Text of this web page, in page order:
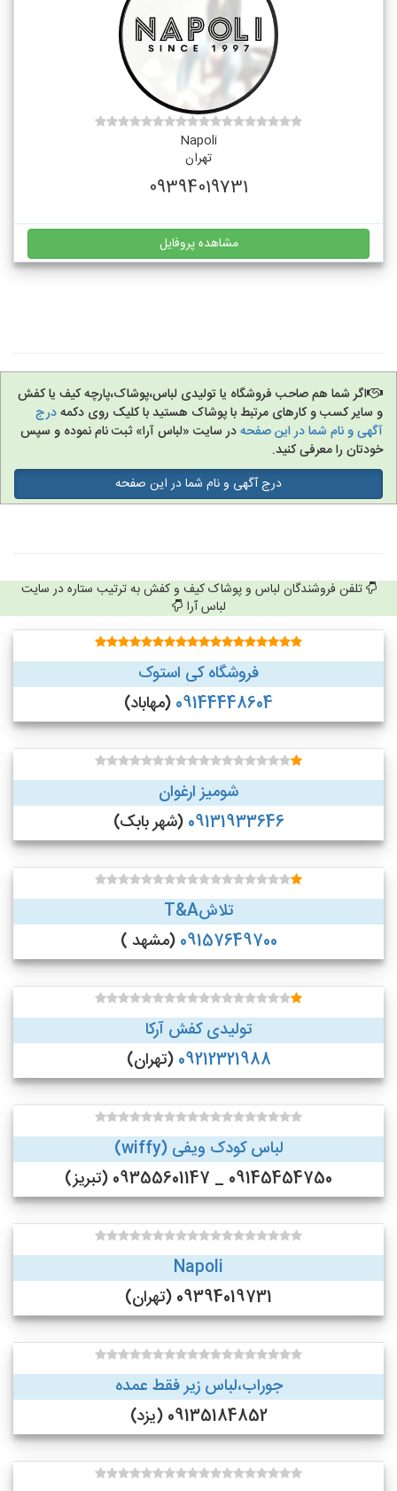
Napoli
تهران
09394019731
مشاهده پروفایل
اگر شما هم صاحب فروشگاه یا تولیدی لباس،پوشاک،پارچه کیف یا کفش
و سایر کسب و کارهای مرتبط با پوشاک هستید با کلیک روی دکمهدرج
آگهی و نام شما در این صفحهدر سایت «لباس آرا» ثبت نام نموده و سپس
خودتان را معرفی کنید.
درج آگهی و نام شما در این صفحه
تلفن فروشندگان لباس و پوشاک کیف و کفش به ترتیب ستاره در سایت
لباس آرا
فروشگاه کی استوک
09144448604 (مهاباد)
شومیز ارغوان
09131933646 (شهر بابک)
تلاشT&A
09157649700 (مشهد )
تولیدی کفش آرکا
09212321988 (تهران)
لباس کودک ویفی (wiffy)
09145454750 _ 09355601147 (تبریز)
Napoli
09394019731 (تهران)
جوراب،لباس زیر فقط عمده
09135184852 (یزد)